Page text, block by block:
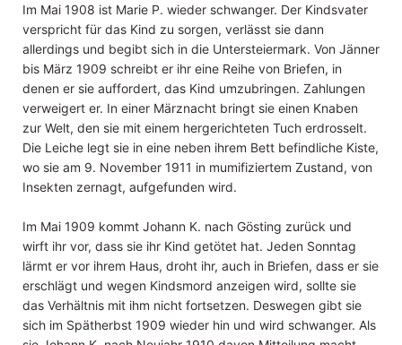
Im Mai 1908 ist Marie P. wieder schwanger. Der Kindsvater
verspricht für das Kind zu sorgen, verlässt sie dann
allerdings und begibt sich in die Untersteiermark. Von Jänner
bis März 1909 schreibt er ihr eine Reihe von Briefen, in
denen er sie auffordert, das Kind umzubringen. Zahlungen
verweigert er. In einer Märznacht bringt sie einen Knaben
zur Welt, den sie mit einem hergerichteten Tuch erdrosselt.
Die Leiche legt sie in eine neben ihrem Bett befindliche Kiste,
wo sie am 9. November 1911 in mumifiziertem Zustand, von
Insekten zernagt, aufgefunden wird.
Im Mai 1909 kommt Johann K. nach Gösting zurück und
wirft ihr vor, dass sie ihr Kind getötet hat. Jeden Sonntag
lärmt er vor ihrem Haus, droht ihr, auch in Briefen, dass er sie
erschlägt und wegen Kindsmord anzeigen wird, sollte sie
das Verhältnis mit ihm nicht fortsetzen. Deswegen gibt sie
sich im Spätherbst 1909 wieder hin und wird schwanger. Als